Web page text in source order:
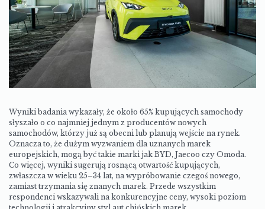
Wyniki badania wykazały, że około 65% kupujących samochody
słyszało o co najmniej jednym z producentów nowych
samochodów, którzy już są obecni lub planują wejście na rynek.
Oznacza to, że dużym wyzwaniem dla uznanych marek
europejskich, mogą być takie marki jak BYD, Jaecoo czy Omoda.
Co więcej, wyniki sugerują rosnącą otwartość kupujących,
zwłaszcza w wieku 25–34 lat, na wypróbowanie czegoś nowego,
zamiast trzymania się znanych marek. Przede wszystkim
respondenci wskazywali na konkurencyjne ceny, wysoki poziom